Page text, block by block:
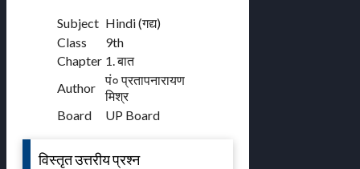
Subject Hindi (गद्य)
Class
9th
Chapter 1. बात
Author
पं० प्रतापनारायण
मिश्र
Board
UP Board
विस्तृत उत्तरीय प्रश्न